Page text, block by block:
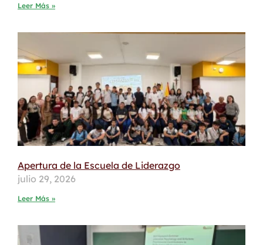
Leer Más »
Apertura de la Escuela de Liderazgo
julio 29, 2026
Leer Más »